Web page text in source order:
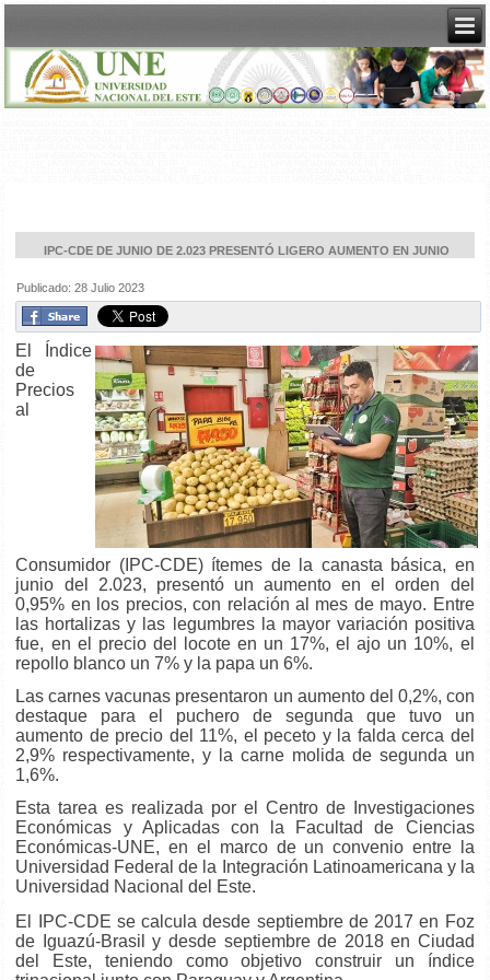
IPC-CDE DE JUNIO DE 2.023 PRESENTÓ LIGERO AUMENTO EN JUNIO
Publicado: 28 Julio 2023
El Índice
de
Precios
al
Consumidor (IPC-CDE) ítemes de la canasta básica, en
junio del 2.023, presentó un aumento en el orden del
0,95% en los precios, con relación al mes de mayo. Entre
las hortalizas y las legumbres la mayor variación positiva
fue, en el precio del locote en un 17%, el ajo un 10%, el
repollo blanco un 7% y la papa un 6%.
Las carnes vacunas presentaron un aumento del 0,2%, con
destaque para el puchero de segunda que tuvo un
aumento de precio del 11%, el peceto y la falda cerca del
2,9% respectivamente, y la carne molida de segunda un
1,6%.
Esta tarea es realizada por el Centro de Investigaciones
Económicas y Aplicadas con la Facultad de Ciencias
Económicas-UNE, en el marco de un convenio entre la
Universidad Federal de la Integración Latinoamericana y la
Universidad Nacional del Este.
El IPC-CDE se calcula desde septiembre de 2017 en Foz
de Iguazú-Brasil y desde septiembre de 2018 en Ciudad
del Este, teniendo como objetivo construir un índice